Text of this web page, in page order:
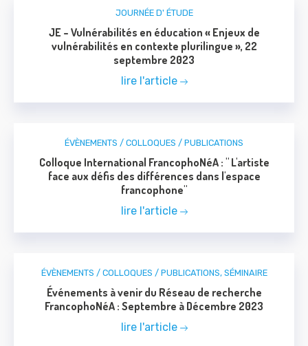
JOURNÉE D' ÉTUDE
JE – Vulnérabilités en éducation « Enjeux de
vulnérabilités en contexte plurilingue », 22
septembre 2023
lire l'article
ÉVÈNEMENTS / COLLOQUES / PUBLICATIONS
Colloque International FrancophoNéA : " L'artiste
face aux défis des différences dans l'espace
francophone"
lire l'article
ÉVÈNEMENTS / COLLOQUES / PUBLICATIONS, SÉMINAIRE
Événements à venir du Réseau de recherche
FrancophoNéA : Septembre à Décembre 2023
lire l'article